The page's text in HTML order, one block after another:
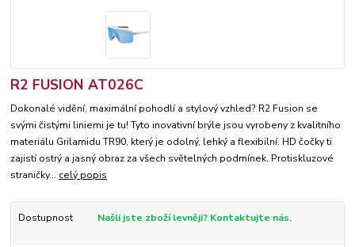
R2 FUSION AT026C
Dokonalé vidění, maximální pohodlí a stylový vzhled? R2 Fusion se
svými čistými liniemi je tu! Tyto inovativní brýle jsou vyrobeny z kvalitního
materiálu Grilamidu TR90, který je odolný, lehký a flexibilní. HD čočky ti
zajistí ostrý a jasný obraz za všech světelných podmínek. Protiskluzové
straničky... celý popis
Dostupnost Našli jste zboží levněji? Kontaktujte nás.